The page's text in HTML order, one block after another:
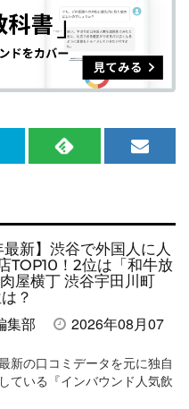
RSS
事
を
購
読
す
る
メ
ガ
登
録
す
る
最新】渋谷で外国人に人
TOP10！2位は「和牛放
屋横丁 渋谷宇田川町
？
集部
2026年08月07
新の口コミデータを元に独自
ている『インバウンド人気飲